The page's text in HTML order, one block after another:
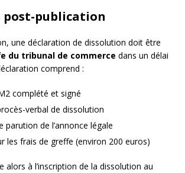
post-publication
une déclaration de dissolution doit être
du tribunal de commerce dans un délai
comprend :
complété et signé
verbal de dissolution
parution de l’annonce légale
les frais de greffe (environ 200 euros)
alors à l’inscription de la dissolution au